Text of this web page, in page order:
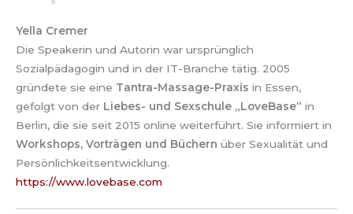
Yella Cremer
Die Speakerin und Autorin war ursprünglich
Sozialpädagogin und in der IT-Branche tätig. 2005
gründete sie eine Tantra-Massage-Praxis in Essen,
gefolgt von der Liebes- und Sexschule „LoveBase“ in
Berlin, die sie seit 2015 online weiterführt. Sie informiert in
Workshops, Vorträgen und Büchern über Sexualität und
Persönlichkeitsentwicklung.
https://www.lovebase.com